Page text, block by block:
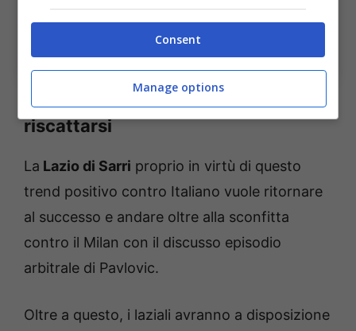
Bolognasportnews (Foto di Marco Luzzani/Getty Images
Via One Football)
Lazio, i biancocelesti vogliono
riscattarsi
La Lazio di Sarri proprio in virtù di questo
trend positivo contro Italiano vuole ritornare
al successo e andare oltre alla sconfitta
contro il Milan con il discusso episodio
arbitrale di Pavlovic.
Oltre a questo, i laziali avranno a disposizione
Consent
Manage options